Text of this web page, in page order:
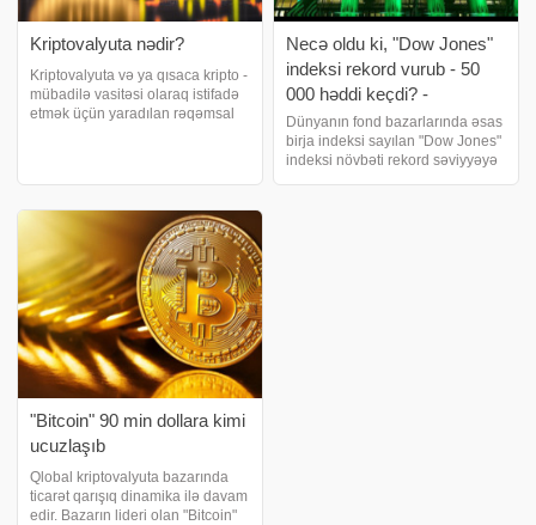
Kriptovalyuta nədir?
Kriptovalyuta və ya qısaca kripto -
mübadilə vasitəsi olaraq istifadə
etmək üçün yaradılan rəqəmsal
koinlərin yaradılmasına nəzarə
Necə oldu ki, "Dow Jones"
indeksi rekord vurub - 50
000 həddi keçdi? -
DETALLAR
Dünyanın fond bazarlarında əsas
birja indeksi sayılan "Dow Jones"
indeksi növbəti rekord səviyyəyə
"Bitcoin" 90 min dollara kimi
ucuzlaşıb
Qlobal kriptovalyuta bazarında
ticarət qarışıq dinamika ilə davam
edir. Bazarın lideri olan "Bitcoin"